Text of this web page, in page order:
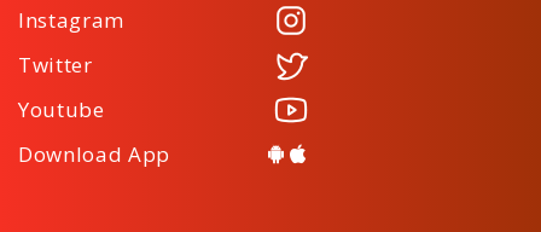
Instagram
Twitter
Youtube
Download App